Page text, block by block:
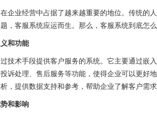
业经营中占据了越来越重要的地位。传统的
，客服系统应运而生。那么，客服系统到底怎
和功能
术手段提供客户服务的系统。它主要通过嵌
诉处理、售后服务等功能，使得企业可以更好
，提供数据支持和参考，帮助企业了解客户需求
和影响